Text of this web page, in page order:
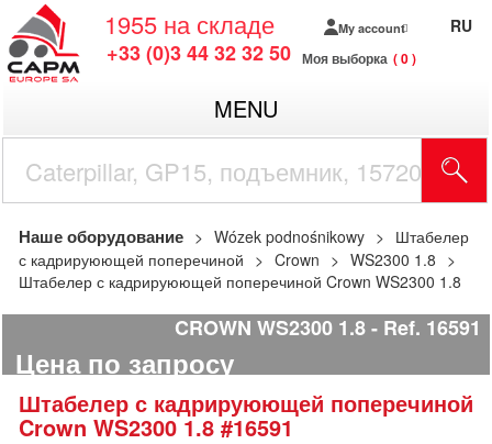
1955 на складе
+33 (0)3 44 32 32 50
My account
Моя выборка 0
RU
MENU
Наше оборудование Wózek podnośnikowy
Штабелер
с кадрируюющей поперечиной
Crown
WS2300 1.8
Штабелер с кадрируюющей поперечиной Crown WS2300 1.8
CROWN WS2300 1.8 Ref. 16591
Цена по запросу
Штабелер с кадрируюющей поперечиной
Crown WS2300 1.8#16591